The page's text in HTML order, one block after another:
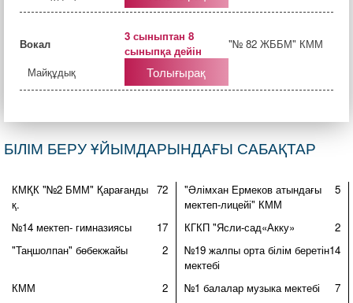
Вокал
3 сыныптан 8
сыныпқа дейін
"№ 82 ЖББМ" КММ
Майқұдық
Толығырақ
БІЛІМ БЕРУ ҰЙЫМДАРЫНДАҒЫ САБАҚТАР
КМҚК "№2 БММ" Қарағанды
қ.
72
"Әлімхан Ермеков атындағы
мектеп-лицейі" КММ
5
№14 мектеп- гимназиясы 17 КГКП "Ясли-сад«Акку»
2
"Таңшолпан" бөбекжайы
2
№19 жалпы орта білім беретін
мектебі
14
КММ 2 №1 балалар музыка мектебі 7